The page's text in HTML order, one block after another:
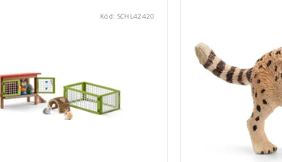
Kód: SCHL42420